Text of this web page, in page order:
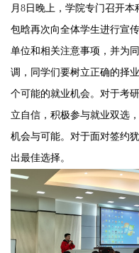
月 8 日晚上，学院专门召开本
包晗再次向全体学生进行宣
单位和相关注意事项，并为
调，同学们要树立正确的择
个可能的就业机会。对于考
立自信，积极参与就业双选
机会与可能。对于面对签约
出最佳选择。